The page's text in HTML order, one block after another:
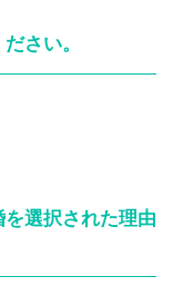
さい。
選択された理由